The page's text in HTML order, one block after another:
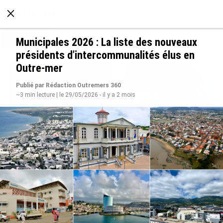
À LA UNE POLITIQUE ECONOMIE SOCIÉTÉ
Grandes figures des Outre-mer : Jane et
Paulette Nardal, les sœurs martiniquaises au
cœur du mouvement de la négritude
Municipales 2026 : La liste des nouveaux
présidents d’intercommunalités élus en
Outre-mer
Publié par Rédaction Outremers 360
~3 min lecture | le 29/05/2026 - il y a 2 mois